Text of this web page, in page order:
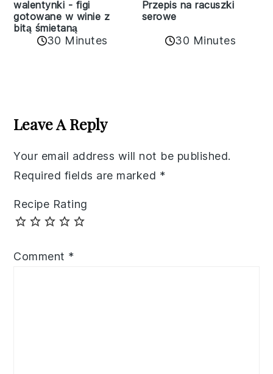
walentynki - figi
gotowane w winie z
bitą śmietaną
30 Minutes
Przepis na racuszki
serowe
30 Minutes
Interactions
Leave A Reply
Your email address will not be published.
Required fields are marked *
Recipe Rating
Comment *